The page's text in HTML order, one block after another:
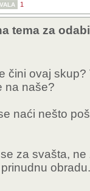
sam par
PRO 16 plus
ovo;
16-
52780
Ima li
1
tema za
čini ovaj skup?
na naše?
naći nešto
za svašta,